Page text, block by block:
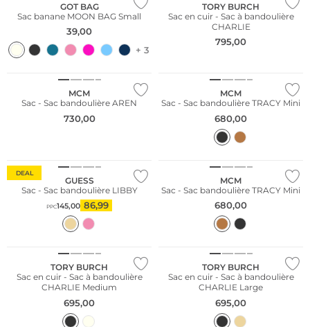
GOT BAG
Sac banane MOON BAG Small
39,00
+ 3
TORY BURCH
Sac en cuir - Sac à bandoulière
CHARLIE
795,00
MCM
Sac - Sac bandoulière AREN
730,00
MCM
Sac - Sac bandoulière TRACY Mini
680,00
DEAL
GUESS
Sac - Sac bandoulière LIBBY
PPC145,00 86,99
MCM
Sac - Sac bandoulière TRACY Mini
680,00
TORY BURCH
Sac en cuir - Sac à bandoulière
CHARLIE Medium
695,00
TORY BURCH
Sac en cuir - Sac à bandoulière
CHARLIE Large
695,00